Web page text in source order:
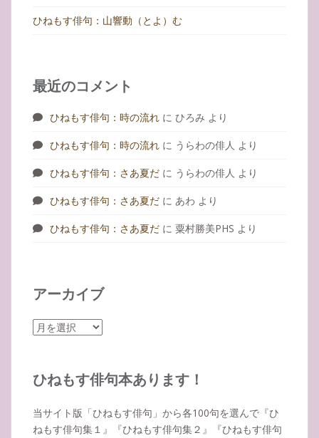
ひねもす俳句：山響動（とよ）む
最近のコメント
ひねもす俳句：時の流れ に ひろみ より
ひねもす俳句：時の流れ に うらわの俳人 より
ひねもす俳句：さあ夏だ に うらわの俳人 より
ひねもす俳句：さあ夏だ に あわ より
ひねもす俳句：さあ夏だ に 粟村勝美PHS より
アーカイブ
ア
イ
ひねもす俳句本あります！
当サイト版「ひねもす俳句」から各100句を選んで『ひ
ねもす俳句集１』『ひねもす俳句集２』『ひねもす俳句